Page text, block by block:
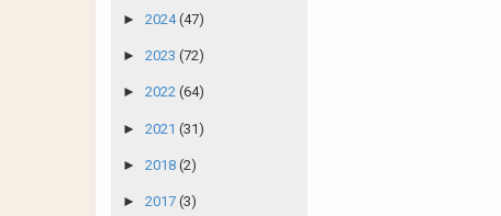
► 2024(47)
► 2023 (72)
► 2022 (64)
► 2021 (31)
► 2018 (2)
► 2017 (3)